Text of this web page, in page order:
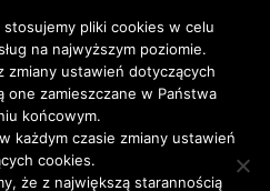
Politycznych i Studiów
Warszawski. All Rights
pliki cookies w celu
na najwyższym poziomie.
zmiany ustawień dotyczących
one zamieszczane w Państwa
końcowym.
każdym czasie zmiany ustawień
cookies.
że z największą starannością